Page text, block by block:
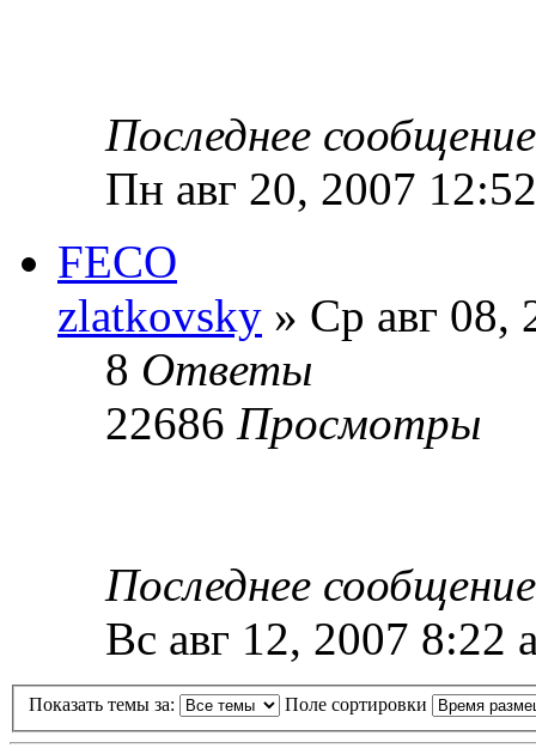
Последнее
Пн авг 20, 2007
FECO
zlatkovsky » Ср авг 08,
8 Ответы
22686 Просмотры
Последнее
Вс авг 12, 2007 8:22
Показать темы за: Поле сортировки